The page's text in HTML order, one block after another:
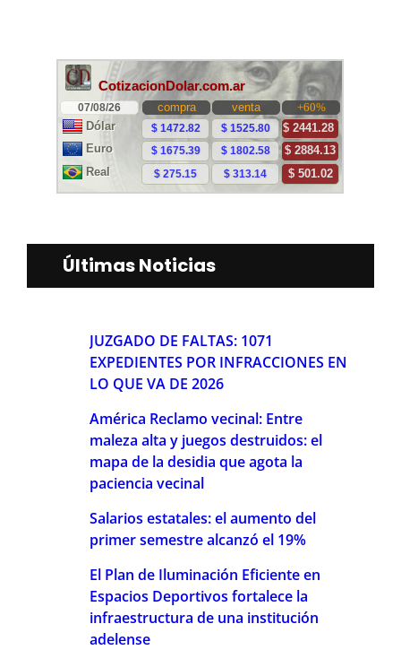
Últimas Noticias
JUZGADO DE FALTAS: 1071
EXPEDIENTES POR INFRACCIONES EN
LO QUE VA DE 2026
América Reclamo vecinal: Entre
maleza alta y juegos destruidos: el
mapa de la desidia que agota la
paciencia vecinal
Salarios estatales: el aumento del
primer semestre alcanzó el 19%
El Plan de Iluminación Eficiente en
Espacios Deportivos fortalece la
infraestructura de una institución
adelense